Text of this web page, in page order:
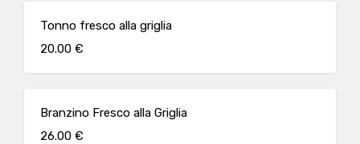
Tonno fresco alla griglia
20.00 €
Branzino Fresco alla Griglia
26.00 €